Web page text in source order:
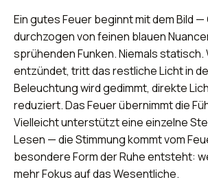
Ein gutes Feuer beginnt mit dem Bild —
durchzogen von feinen blauen
sprühenden Funken. Niemals statisch.
entzündet, tritt das restliche Licht in
Beleuchtung wird gedimmt, direkte
reduziert. Das Feuer übernimmt die
Vielleicht unterstützt eine einzelne
Lesen — die Stimmung kommt vom
besondere Form der Ruhe entsteht:
mehr Fokus auf das Wesentliche.